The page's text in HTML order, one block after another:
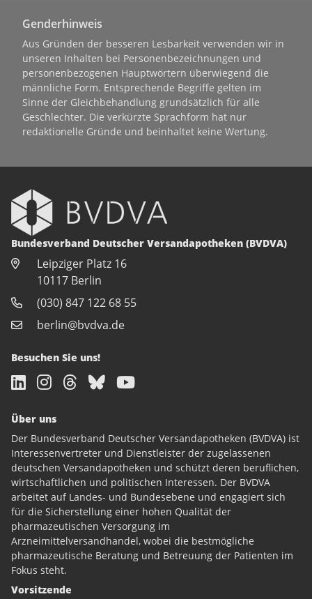
Genderhinweis
Aus Gründen der besseren Lesbarkeit verwenden wir in
unseren Inhalten bei Personenbezeichnungen und
personenbezogenen Hauptwörtern überwiegend die
männliche Form. Entsprechende Begriffe gelten im
Sinne der Gleichbehandlung grundsätzlich für alle
Geschlechter. Die verkürzte Sprachform hat nur
redaktionelle Gründe und beinhaltet keine Wertung.
Bundesverband Deutscher Versandapotheken (BVDVA)
Leipziger Platz 16
10117 Berlin
(030) 847 122 68 55
berlin@bvdva.de
Besuchen Sie uns!
Über uns
Der Bundesverband Deutscher Versandapotheken (BVDVA) ist
Interessenvertreter und Dienstleister der zugelassenen
deutschen Versandapotheken und schützt deren beruflichen,
wirtschaftlichen und politischen Interessen. Der BVDVA
arbeitet auf Landes- und Bundesebene und engagiert sich
für die Sicherstellung einer hohen Qualität der
pharmazeutischen Versorgung im
Arzneimittelversandhandel, wobei die bestmögliche
pharmazeutische Beratung und Betreuung der Patienten im
Fokus steht.
Vorsitzende